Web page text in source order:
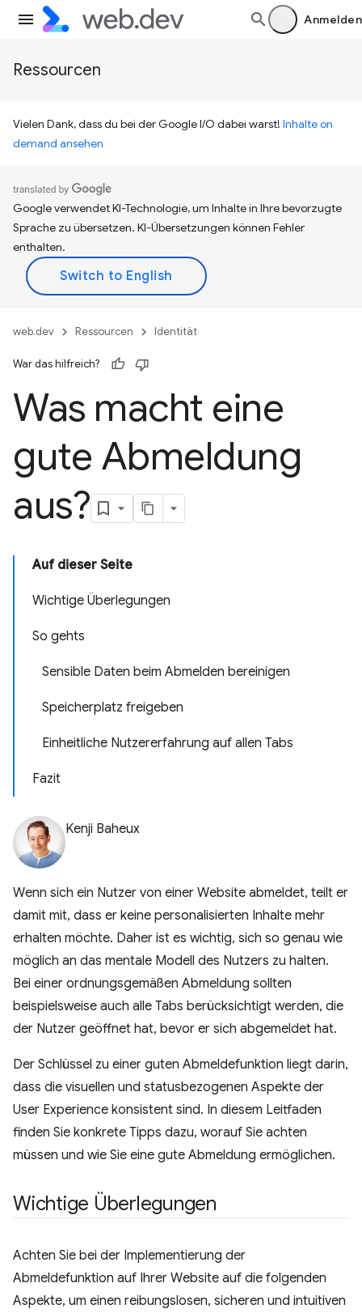
Anmelden
Ressourcen
Vielen Dank, dass du bei der Google I/O dabei warst! Inhalte on
demand ansehen
Google verwendet KI-Technologie, um Inhalte in Ihre bevorzugte
Sprache zu übersetzen. KI-Übersetzungen können Fehler
enthalten.
web.dev Ressourcen Identität
War das hilfreich?
Was macht eine
gute Abmeldung
aus?
Auf dieser Seite
Wichtige Überlegungen
So gehts
Sensible Daten beim Abmelden bereinigen
Speicherplatz freigeben
Einheitliche Nutzererfahrung auf allen Tabs
Fazit
Kenji Baheux
Wenn sich ein Nutzer von einer Website abmeldet, teilt er
damit mit, dass er keine personalisierten Inhalte mehr
erhalten möchte. Daher ist es wichtig, sich so genau wie
möglich an das mentale Modell des Nutzers zu halten.
Bei einer ordnungsgemäßen Abmeldung sollten
beispielsweise auch alle Tabs berücksichtigt werden, die
der Nutzer geöffnet hat, bevor er sich abgemeldet hat.
Der Schlüssel zu einer guten Abmeldefunktion liegt darin,
dass die visuellen und statusbezogenen Aspekte der
User Experience konsistent sind. In diesem Leitfaden
finden Sie konkrete Tipps dazu, worauf Sie achten
müssen und wie Sie eine gute Abmeldung ermöglichen.
Wichtige Überlegungen
Achten Sie bei der Implementierung der
Abmeldefunktion auf Ihrer Website auf die folgenden
Aspekte, um einen reibungslosen, sicheren und intuitiven